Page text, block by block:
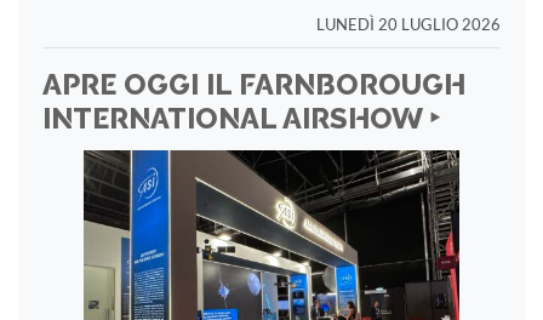
LUNEDÌ 20 LUGLIO 2026
APRE OGGI IL FARNBOROUGH
INTERNATIONAL AIRSHOW ‣